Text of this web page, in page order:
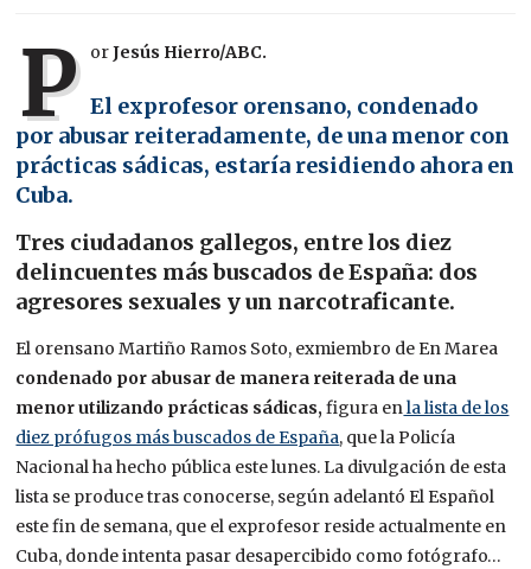
P orJesús Hierro/ABC.
El exprofesor orensano, condenado
por abusar reiteradamente, de una menor con
prácticas sádicas, estaría residiendo ahora en
Cuba.
Tres ciudadanos gallegos, entre los diez
delincuentes más buscados de España: dos
agresores sexuales y un narcotraficante.
El orensano Martiño Ramos Soto, exmiembro de En Marea
condenado por abusar de manera reiterada de una
menor utilizando prácticas sádicas,figura enla lista de los
diez prófugos más buscados de España, que la Policía
Nacional ha hecho pública este lunes. La divulgación de esta
lista se produce tras conocerse, según adelantó El Español
este fin de semana, que el exprofesor reside actualmente en
Cuba, donde intenta pasar desapercibido como fotógrafo…